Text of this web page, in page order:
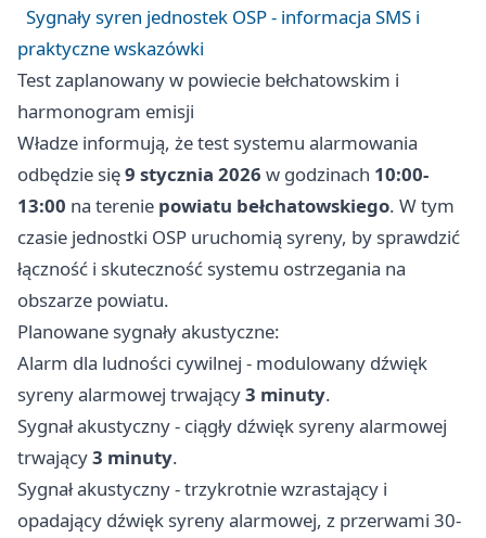
Sygnały syren jednostek OSP - informacja SMS i
praktyczne wskazówki
Test zaplanowany w powiecie bełchatowskim i
harmonogram emisji
Władze informują, że test systemu alarmowania
odbędzie się9 stycznia 2026 w godzinach 10:00-
13:00 na terenie powiatu bełchatowskiego. W tym
czasie jednostki OSP uruchomią syreny, by sprawdzić
łączność i skuteczność systemu ostrzegania na
obszarze powiatu.
Planowane sygnały akustyczne:
Alarm dla ludności cywilnej - modulowany dźwięk
syreny alarmowej trwający3 minuty.
Sygnał akustyczny - ciągły dźwięk syreny alarmowej
trwający3 minuty.
Sygnał akustyczny - trzykrotnie wzrastający i
opadający dźwięk syreny alarmowej, z przerwami 30-